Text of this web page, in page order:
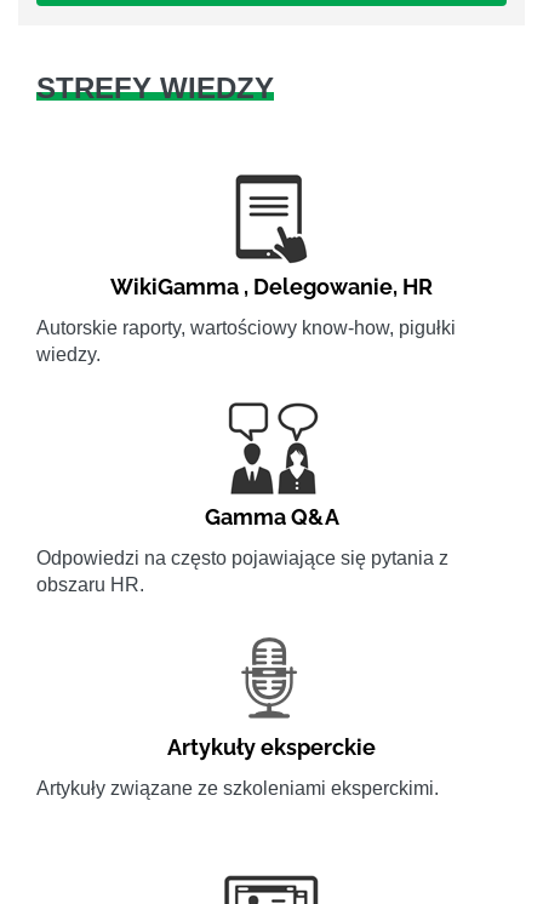
STREFY WIEDZY
WikiGamma , Delegowanie, HR
Autorskie raporty, wartościowy know-how, pigułki
wiedzy.
Gamma Q&A
Odpowiedzi na często pojawiające się pytania z
obszaru HR.
Artykuły eksperckie
Artykuły związane ze szkoleniami eksperckimi.